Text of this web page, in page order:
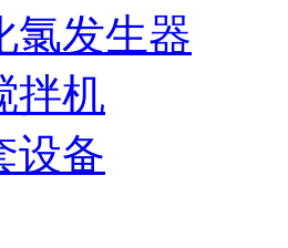
氯发生器
拌机
设备